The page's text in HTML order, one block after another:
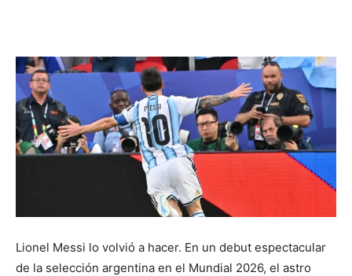
Lionel Messi lo volvió a hacer. En un debut espectacular
de la selección argentina en el Mundial 2026, el astro